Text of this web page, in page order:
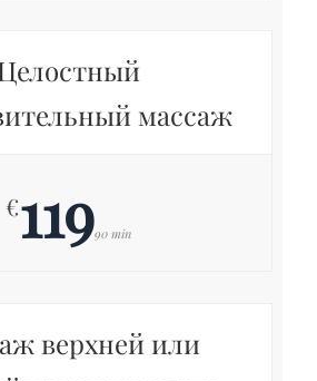
массаж
€11990 min
верхней или